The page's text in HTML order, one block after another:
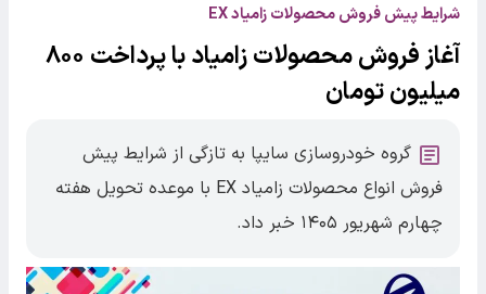
شرایط پیش فروش محصولات زامیاد EX
آغاز فروش محصولات زامیاد با پرداخت ۸۰۰
میلیون تومان
گروه خودروسازی سایپا به تازگی از شرایط پیش
فروش انواع محصولات زامیاد EX با موعده تحویل هفته
چهارم شهریور ۱۴۰۵ خبر داد.